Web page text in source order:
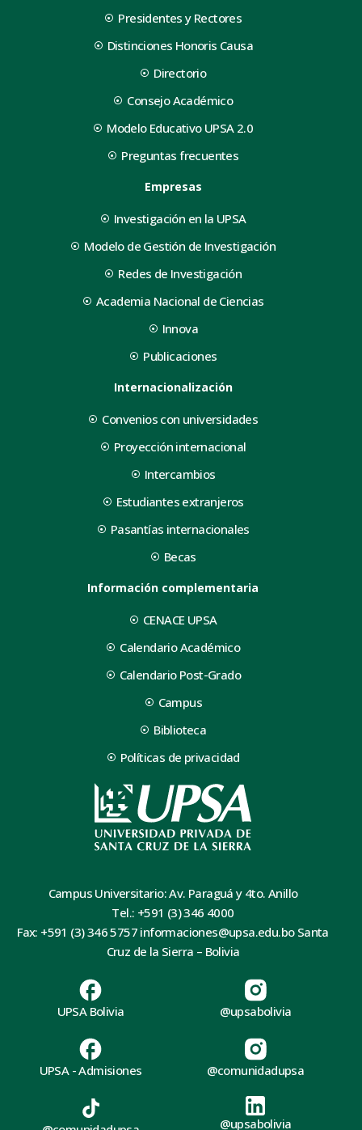
Presidentes y Rectores
Distinciones Honoris Causa
Directorio
Consejo Académico
Modelo Educativo UPSA 2.0
Preguntas frecuentes
Empresas
Investigación en la UPSA
Modelo de Gestión de Investigación
Redes de Investigación
Academia Nacional de Ciencias
Innova
Publicaciones
Internacionalización
Convenios con universidades
Proyección internacional
Intercambios
Estudiantes extranjeros
Pasantías internacionales
Becas
Información complementaria
CENACE UPSA
Calendario Académico
Calendario Post-Grado
Campus
Biblioteca
Políticas de privacidad
Campus Universitario: Av. Paraguá y 4to. Anillo
Tel.: +591 (3) 346 4000
Fax: +591 (3) 346 5757 informaciones@upsa.edu.bo Santa
Cruz de la Sierra – Bolivia
UPSA Bolivia
UPSA - Admisiones
@upsabolivia
@comunidadupsa
@upsabolivia